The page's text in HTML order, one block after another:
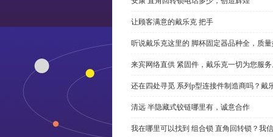
让顾客满意的戴乐克 把手
听说戴乐克这里的 脚杯固定器品种全，质
来宾网络直供 紧固件，戴乐克一切为您服
还在四处寻觅 系列p型连接件制造商吗？戴
清远 半隐藏式铰链哪里有，诚意合作
我在哪里可以找到 组合锁 直角回转锁？我